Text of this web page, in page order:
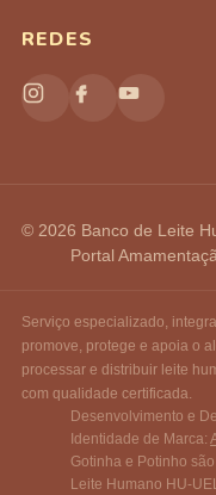
REDES
© 2026 Banco de Leite
Portal
Serviço especializado,
promove, protege e apoia o
processar e distribuir leite
com qualidade certificada.
Desenvolvimento e
Identidade de Marca:
Gotinha e Potinho
Leite Humano HU-